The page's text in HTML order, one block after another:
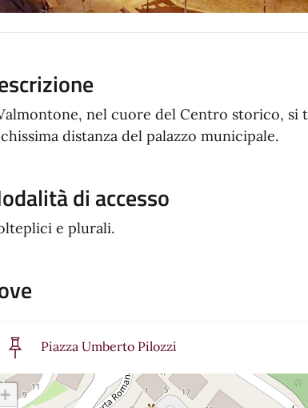
nel cuore del Centro storico, si
distanza del palazzo municipale.
di accesso
e plurali.
Piazza Umberto Pilozzi
+